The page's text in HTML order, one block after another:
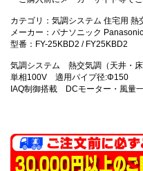
カテゴリ：気調システム 住宅用 熱
メーカー：パナソニック Panasonic
型番：FY-25KBD2 / FY25KBD2
気調システム 熱交気調（天井・床
単相100V 適用パイプ径:Φ150
IAQ制御搭載 DCモーター・風量